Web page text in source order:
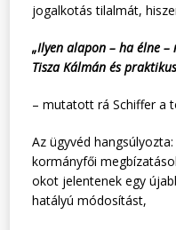
jogalkotás tilalmát,
„Ilyen alapon – ha élne –
Tisza Kálmán és
– mutatott rá Schiffer a
Az ügyvéd
kormányfői
okot jelentenek egy
hatályú módosítást,